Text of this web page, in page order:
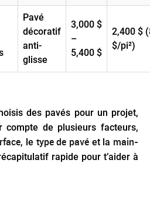
Pavé
décoratif
anti-
glisse
3,000 $
–
5,400 $
2,400 $
$/pi²)
des pavés pour un projet,
compte de plusieurs facteurs,
, le type de pavé et la main-
rapide pour t’aider à